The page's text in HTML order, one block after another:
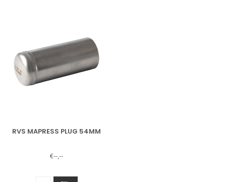
RVS MAPRESS PLUG 54MM
€--,--